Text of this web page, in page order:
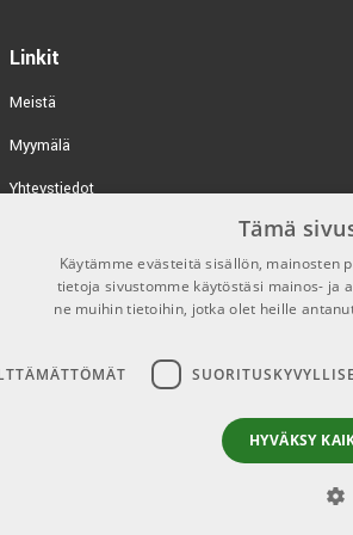
€16,90/kpl
Linkit
Meistä
Myymälä
Yhteystiedot
Toimitusehdot
Tämä
Käytämme evästeitä sisällön, mainosten
tietoja sivustomme käytöstäsi mainos- ja
ne muihin tietoihin, jotka olet heille
HYVÄKSY